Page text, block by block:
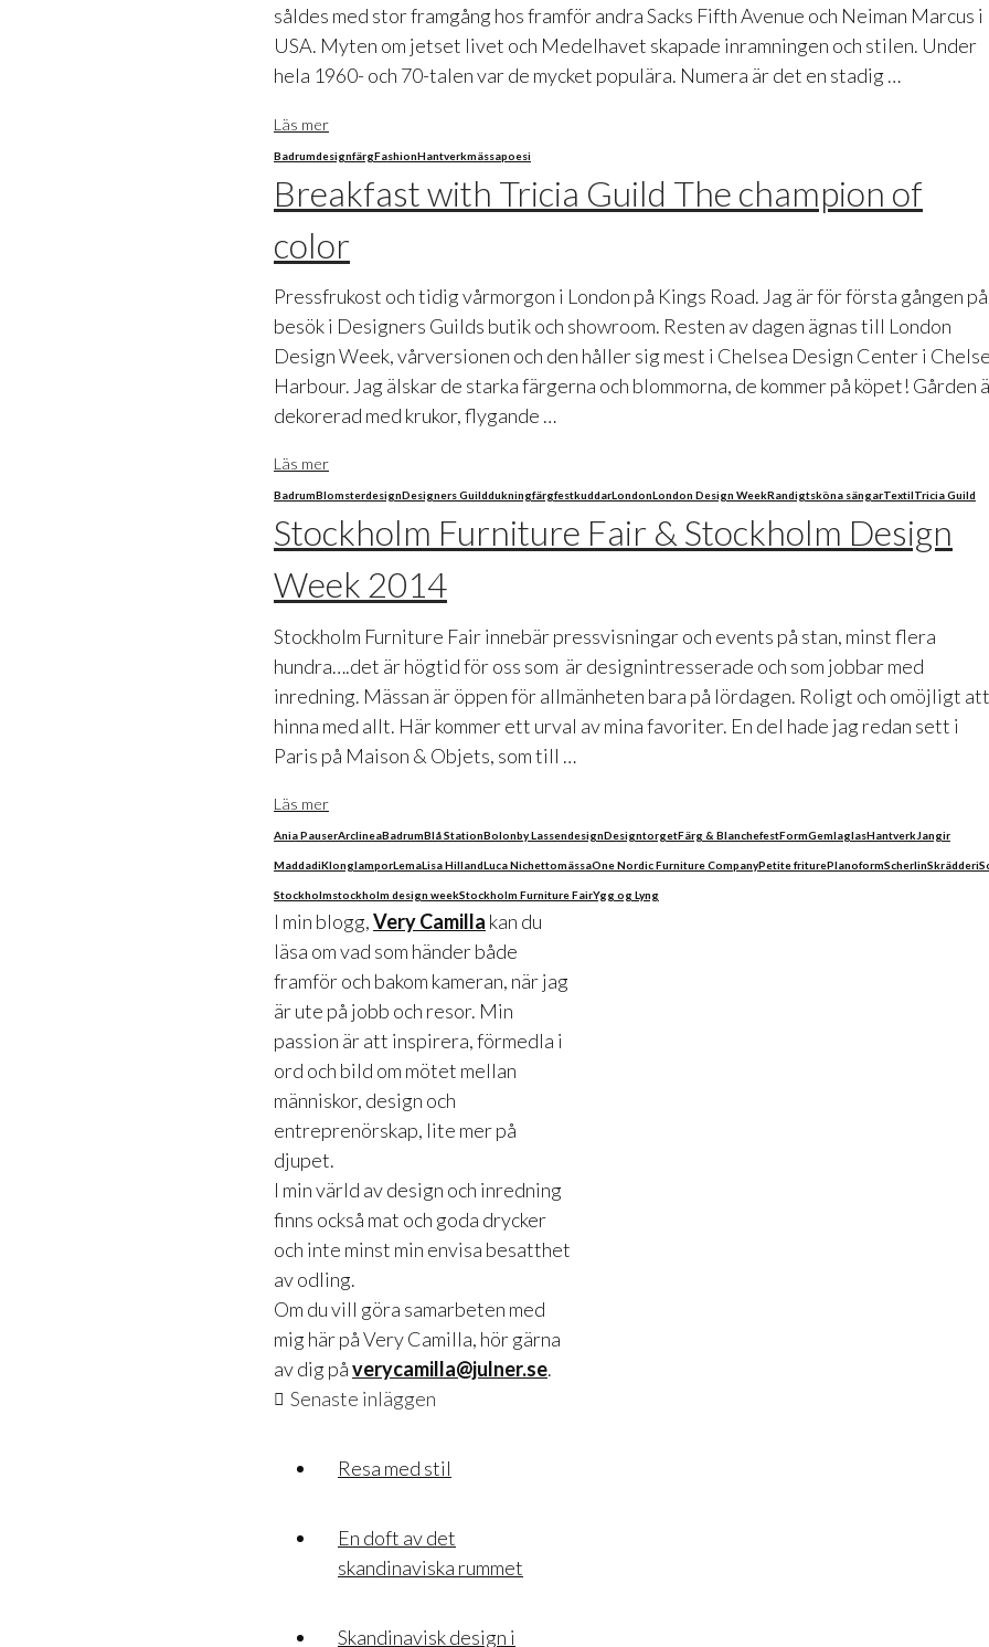
såldes med stor framgång hos framför andra Sacks Fifth Avenue och Neiman Marcus i
USA. Myten om jetset livet och Medelhavet skapade inramningen och stilen. Under
hela 1960- och 70-talen var de mycket populära. Numera är det en stadig …
Läs mer
BadrumdesignfärgFashionHantverkmässapoesi
Breakfast with Tricia Guild The champion of
color
Pressfrukost och tidig vårmorgon i London på Kings Road. Jag är för första gången på
besök i Designers Guilds butik och showroom. Resten av dagen ägnas till London
Design Week, vårversionen och den håller sig mest i Chelsea Design Center i
Harbour. Jag älskar de starka färgerna och blommorna, de kommer på köpet! Gården
dekorerad med krukor, flygande …
Läs mer
BadrumBlomsterdesignDesigners GuilddukningfärgfestkuddarLondonLondon Design WeekRandigtsköna sängarTextilTricia Guild
Stockholm Furniture Fair & Stockholm Design
Week 2014
Stockholm Furniture Fair innebär pressvisningar och events på stan, minst flera
hundra….det är högtid för oss som är designintresserade och som jobbar med
inredning. Mässan är öppen för allmänheten bara på lördagen. Roligt och omöjligt att
hinna med allt. Här kommer ett urval av mina favoriter. En del hade jag redan sett i
Paris på Maison & Objets, som till …
Läs mer
Ania PauserArclineaBadrumBlå StationBolonby LassendesignDesigntorgetFärg & BlanchefestFormGemlaglasHantverkJangir
MaddadiKlonglamporLemaLisa HillandLuca NichettomässaOne Nordic Furniture CompanyPetite friturePlanoformScherlinSkrädderi
Stockholmstockholm design weekStockholm Furniture FairYgg og Lyng
I min blogg,Very Camilla kan du
läsa om vad som händer både
framför och bakom kameran, när jag
är ute på jobb och resor. Min
passion är att inspirera, förmedla i
ord och bild om mötet mellan
människor, design och
entreprenörskap, lite mer på
djupet.
I min värld av design och inredning
finns också mat och goda drycker
och inte minst min envisa besatthet
av odling.
Om du vill göra samarbeten med
mig här på Very Camilla, hör gärna
av dig påverycamilla@julner.se.
Senaste inläggen
Resa med stil
En doft av det
skandinaviska rummet
Skandinavisk design i